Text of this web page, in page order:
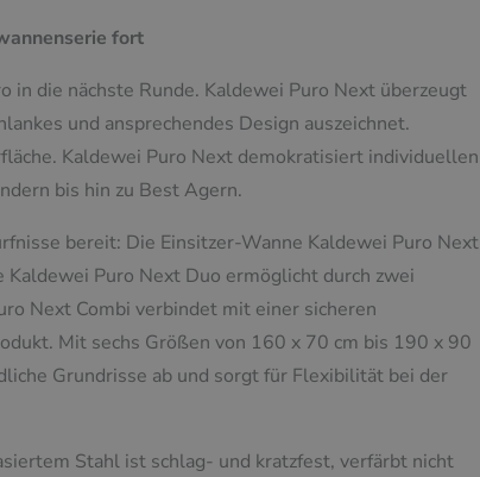
fort
die nächste Runde. Kaldewei Puro Next überzeugt
und ansprechendes Design auszeichnet.
Kaldewei Puro Next demokratisiert individuellen
bis hin zu Best Agern.
bereit: Die Einsitzer-Wanne Kaldewei Puro Next
Puro Next Duo ermöglicht durch zwei
Next Combi verbindet mit einer sicheren
Mit sechs Größen von 160 x 70 cm bis 190 x 90
Grundrisse ab und sorgt für Flexibilität bei der
Stahl ist schlag- und kratzfest, verfärbt nicht